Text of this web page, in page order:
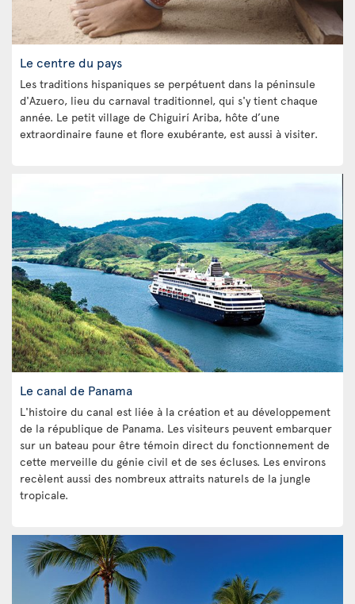
Le centre du pays
Les traditions hispaniques se perpétuent dans la péninsule
d'Azuero, lieu du carnaval traditionnel, qui s'y tient chaque
année. Le petit village de Chiguirí Ariba, hôte d’une
extraordinaire faune et flore exubérante, est aussi à visiter.
Le canal de Panama
L'histoire du canal est liée à la création et au développement
de la république de Panama. Les visiteurs peuvent embarquer
sur un bateau pour être témoin direct du fonctionnement de
cette merveille du génie civil et de ses écluses. Les environs
recèlent aussi des nombreux attraits naturels de la jungle
tropicale.